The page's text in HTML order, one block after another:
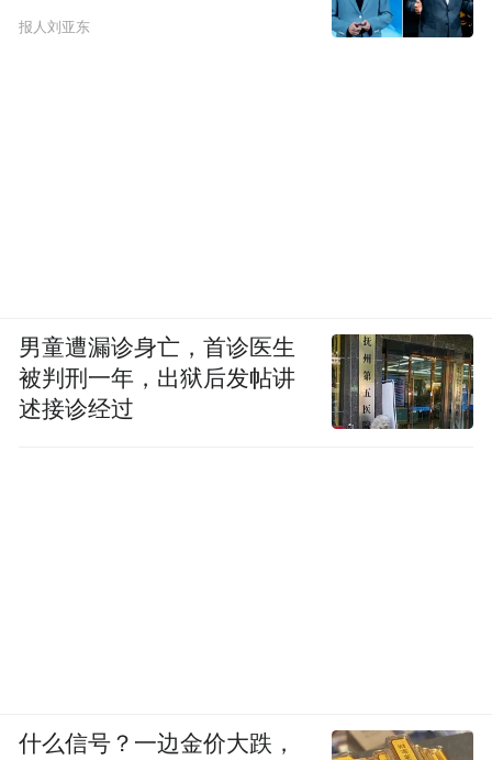
报人刘亚东
男童遭漏诊身亡，首诊医生
被判刑一年，出狱后发帖讲
述接诊经过
什么信号？一边金价大跌，